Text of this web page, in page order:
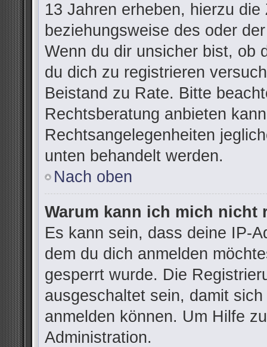
13 Jahren erheben, hierzu
beziehungsweise des oder
Wenn du dir unsicher bist, ob
du dich zu registrieren
Beistand zu Rate. Bitte
Rechtsberatung anbieten
Rechtsangelegenheiten
unten behandelt werden.
Nach oben
Warum kann ich mich nicht
Es kann sein, dass deine IP-
dem du dich anmelden
gesperrt wurde. Die
ausgeschaltet sein, damit
anmelden können. Um Hilfe
Administration.